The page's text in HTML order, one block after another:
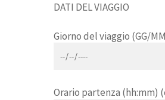
DATI DEL VIAGGIO
Giorno del viaggio (GG/
Orario partenza (hh:mm)